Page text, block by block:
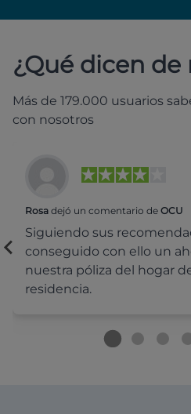
¿Qué dicen de
Más de 179.000 usuarios
con nosotros
Rosa dejó un comentario de OCU
Siguiendo sus
conseguido con ello un
nuestra póliza del hogar
residencia.